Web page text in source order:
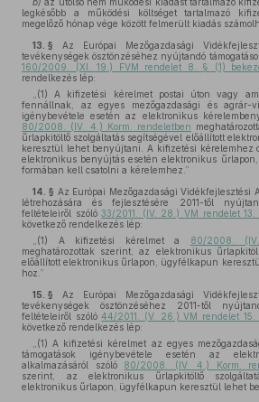
legkésőbb a működési költséget tartalmazó
megelőző hónap vége között felmerült kiadás
13. § Az Európai Mezőgazdasági
tevékenységek ösztönzéséhez nyújtandó
160/2009. (XI. 19.) FVM rendelet 8. § (1)
rendelkezés lép:
„(1) A kifizetési kérelmet postai úton vagy
fennállnak, az egyes mezőgazdasági és agrár-
igénybevétele esetén az elektronikus
80/2008. (IV. 4.) Korm. rendeletben
űrlapkitöltő szolgáltatás segítségével előállított
keresztül lehet benyújtani. A kifizetési kérelemhez
elektronikus benyújtás esetén elektronikus
formában kell csatolni a kérelemhez.”
14. § Az Európai Mezőgazdasági Vidékfejlesztési
létrehozására és fejlesztésére 2011-től
feltételeiről szóló33/2011. (IV. 28.) VM rendelet 13.
következő rendelkezés lép:
„(1) A kifizetési kérelmet a
80/2008.
meghatározottak szerint, az elektronikus
előállított elektronikus űrlapon, ügyfélkapun
hoz.”
15. § Az Európai Mezőgazdasági
tevékenységek ösztönzéséhez 2011-től
feltételeiről szóló44/2011. (V. 26.) VM rendelet 15.
következő rendelkezés lép:
„(1) A kifizetési kérelmet az egyes
támogatások igénybevétele esetén az
alkalmazásáról szóló 80/2008. (IV. 4.) Korm.
szerint, az elektronikus űrlapkitöltő
elektronikus űrlapon, ügyfélkapun keresztül lehet